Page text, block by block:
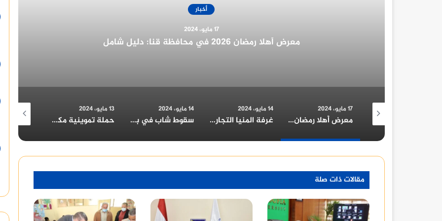
أخبار
14 مايو، 2024
غرفة المنيا التجارية تُهنئ الرئيس السيسي بمناسبة الولاية الجديدة
14 مايو، 2024
غرفة المنيا التجارية تُهنئ الرئيس السيسي بمناسبة الولاية الجديدة
14 مايو، 2024
سقوط شاب في بئر بالمنيا: المحافظ يتابع تداعيات الحادث
13 مايو، 2024
حملة تموينية مكبرة بسمالوط بقيادة وكيل وزارة التموين بالمنيا
11 مايو، 2024
مطبخ الخير بالعوايسة: أكثر من 700 وجبة إفطار يومياً خلال رمضان
مقالات ذات صلة